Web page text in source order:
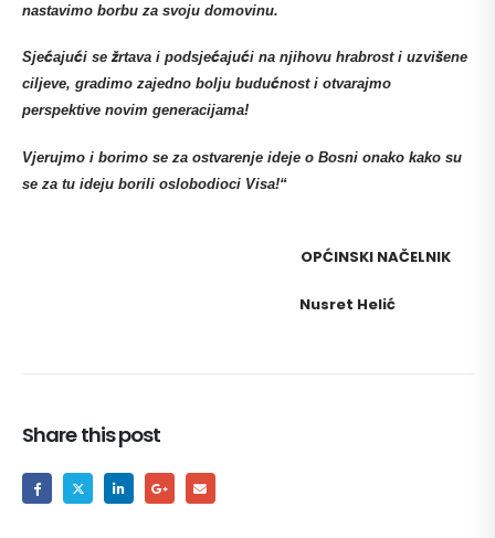
nastavimo borbu za svoju domovinu.
Sjećajući se žrtava i podsjećajući na njihovu hrabrost i uzvišene
ciljeve, gradimo zajedno bolju budućnost i otvarajmo
perspektive novim generacijama!
Vjerujmo i borimo se za ostvarenje ideje o Bosni onako kako su
se za tu ideju borili oslobodioci Visa!“
OPĆINSKI NAČELNIK
Nusret Helić
Share this post